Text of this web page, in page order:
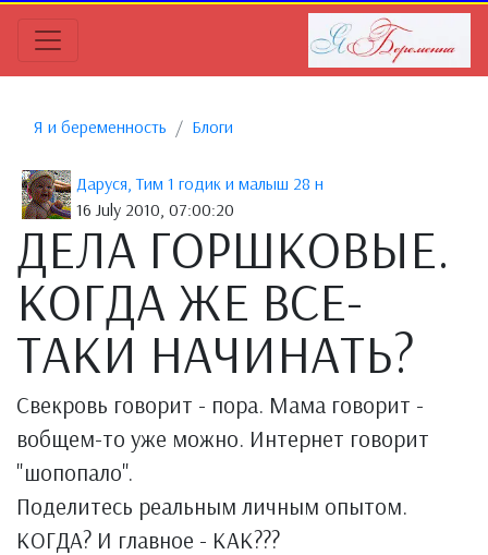
Я и беременность Блоги
Даруся, Тим 1 годик и малыш 28 н
16 July 2010, 07:00:20
ДЕЛА ГОРШКОВЫЕ.
КОГДА ЖЕ ВСЕ-
ТАКИ НАЧИНАТЬ?
Свекровь говорит - пора. Мама говорит -
вобщем-то уже можно. Интернет говорит
"шопопало".
Поделитесь реальным личным опытом.
КОГДА? И главное - КАК???